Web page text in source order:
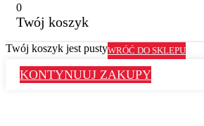
0
Twój koszyk
Twój koszyk jest pustyWRÓĆ DO SKLEPU
KONTYNUUJ ZAKUPY